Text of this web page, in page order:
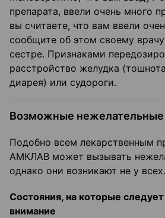
препарата, ввели очень много
вы считаете, что вам ввели
сообщите об этом своему
сестре. Признаками
расстройство желудка
диарея) или судороги.
Возможные нежелательные
Подобно всем лекарственным
АМКЛАВ может вызывать
однако они возникают не у всех.
Состояния, на которые
внимание